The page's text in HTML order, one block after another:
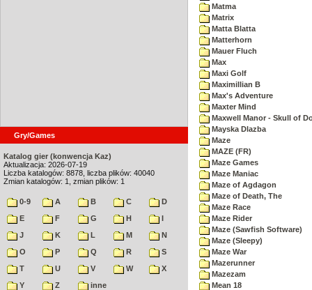
Gry/Games
Katalog gier (konwencja Kaz)
Aktualizacja: 2026-07-19
Liczba katalogów: 8878, liczba plików: 40040
Zmian katalogów: 1, zmian plików: 1
0-9 A B C
D
E
F G H
I
J
K L M
N
O
P Q R
S
T
U V W
X
Y
Z
inne
Matma
Matrix
Matta Blatta
Matterhorn
Mauer Fluch
Max
Maxi Golf
Maximillian B
Max's Adventure
Maxter Mind
Maxwell Manor - Skull of
Mayska Dlazba
Maze
MAZE (FR)
Maze Games
Maze Maniac
Maze of Agdagon
Maze of Death, The
Maze Race
Maze Rider
Maze (Sawfish Software)
Maze (Sleepy)
Maze War
Mazerunner
Mazezam
Mean 18